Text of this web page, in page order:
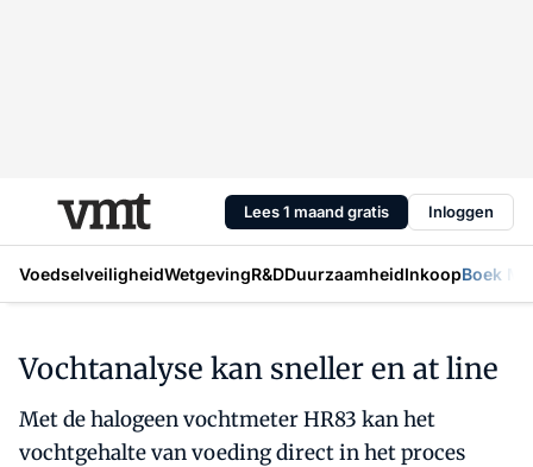
Lees 1 maand gratis Inloggen
VoedselveiligheidWetgevingR&DDuurzaamheidInkoopBoek
Vochtanalyse kan sneller en at line
Met de halogeen vochtmeter HR83 kan het
vochtgehalte van voeding direct in het proces